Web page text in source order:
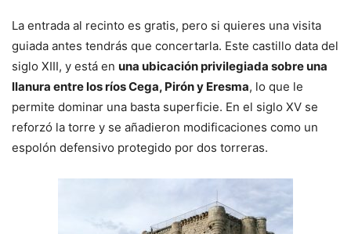
La entrada al recinto es gratis, pero si quieres una visita
guiada antes tendrás que concertarla. Este castillo data del
siglo XIII, y está en una ubicación privilegiada sobre una
llanura entre los ríos Cega, Pirón y Eresma, lo que le
permite dominar una basta superficie. En el siglo XV se
reforzó la torre y se añadieron modificaciones como un
espolón defensivo protegido por dos torreras.